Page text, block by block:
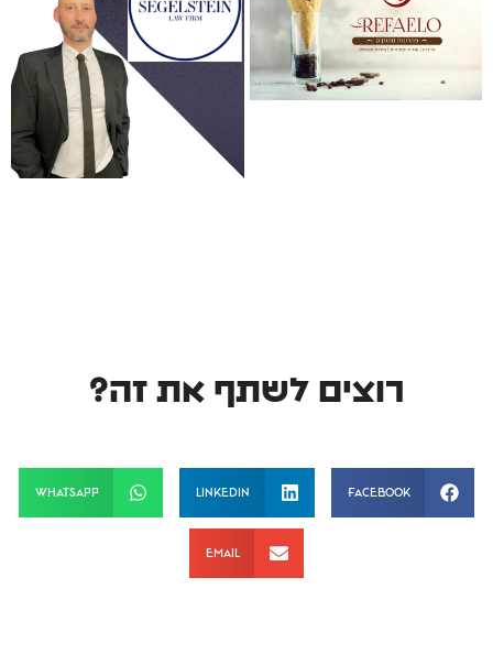
רוצים לשתף את זה?
Facebook
LinkedIn
WhatsApp
Email